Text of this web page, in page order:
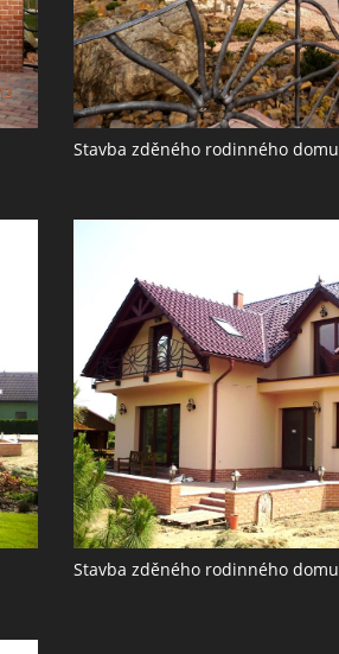
Stavba zděného rodinného domu
Stavba zděného rodinného domu